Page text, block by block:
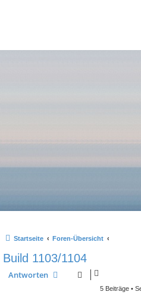
Startseite Foren-Übersicht
Build 1103/1104
Antworten
5 Beiträge •